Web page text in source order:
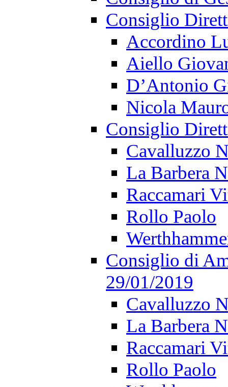
Consiglio
Accordino
Aiello
D’Antonio
Nicola
Consiglio
Cavalluzzo
La Barbera
Raccamari
Rollo Paolo
Consiglio di
29/01/2019
Cavalluzzo
La Barbera
Raccamari
Rollo Paolo